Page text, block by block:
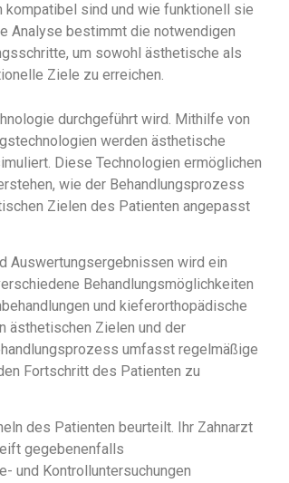
kompatibel sind und wie funktionell sie
Analyse bestimmt die notwendigen
um sowohl ästhetische als
Ziele zu erreichen.
durchgeführt wird. Mithilfe von
werden ästhetische
Diese Technologien ermöglichen
wie der Behandlungsprozess
Zielen des Patienten angepasst
Auswertungsergebnissen wird ein
Behandlungsmöglichkeiten
und kieferorthopädische
ästhetischen Zielen und der
umfasst regelmäßige
Fortschritt des Patienten zu
des Patienten beurteilt. Ihr Zahnarzt
gegebenenfalls
und Kontrolluntersuchungen